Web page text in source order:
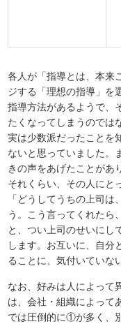
各人が「指導とは、本来
ジする「理想の指導」を
指導方法があるようで、
たくなってしまうのでは
実は少数派だったことを
ないと思っていました
きの声をあげたことがあ
それくらい、その人にと
「どうしてうちの上司
う。こう言ってくれたら
と、つい上司のせいにし
します。お互いに、自分
ることに、気付いていな
なお、好みは人によって
は、会社・組織によって
では圧倒的に①が多く